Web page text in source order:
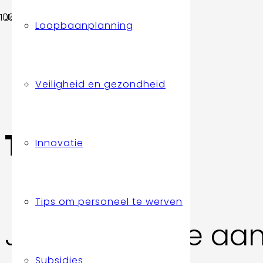
Loopbaanplanning
Veiligheid en gezondheid
Innovatie
Tips om personeel te werven
Je bent hier:
Triflex
Ja, ik meld me